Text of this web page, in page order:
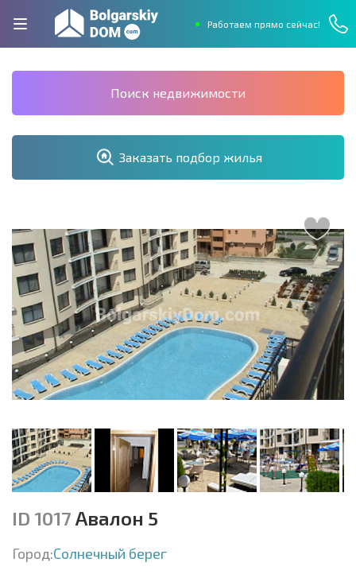
Работаем прямо сейчас!
Поиск недвижимости
Заказать подбор жилья
ID 1017 Авалон 5
Город:Солнечный берег